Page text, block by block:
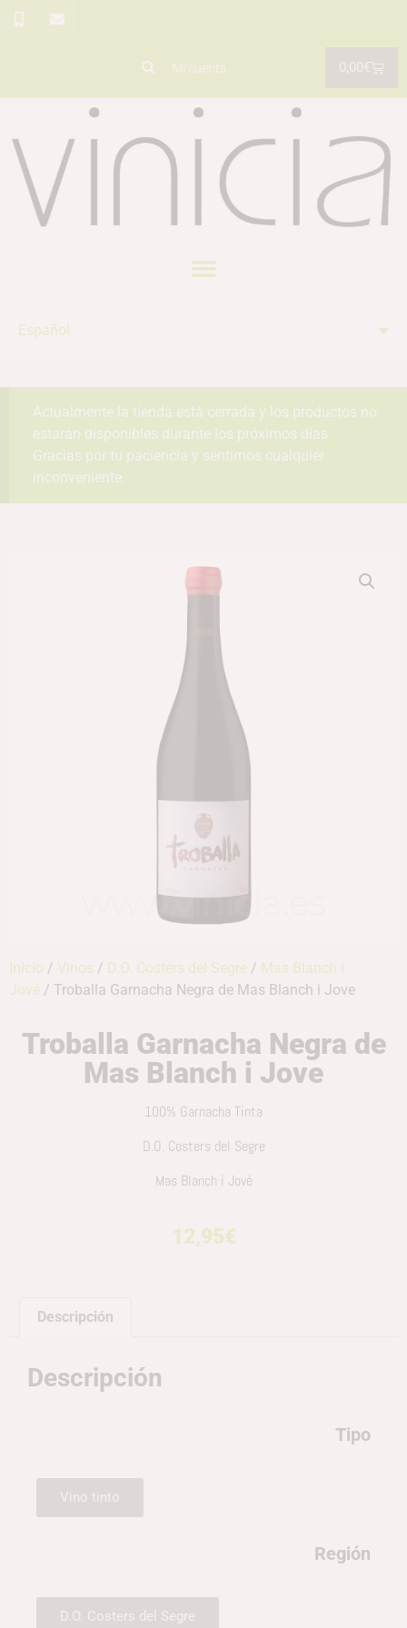
Mi cuenta
Español
Actualmente la tienda está cerrada y los productos no
estarán disponibles durante los próximos días.
Gracias por tu paciencia y sentimos cualquier
inconveniente.
Inicio / Vinos / D.O. Costers del Segre / Mas Blanch i
Jové / Troballa Garnacha Negra de Mas Blanch i Jove
Troballa Garnacha Negra de
Mas Blanch i Jove
100% Garnacha Tinta
D.O. Costers del Segre
Mas Blanch i Jové
12,95€
Descripción
Descripción
Tipo
Vino tinto
Región
D.O. Costers del Segre